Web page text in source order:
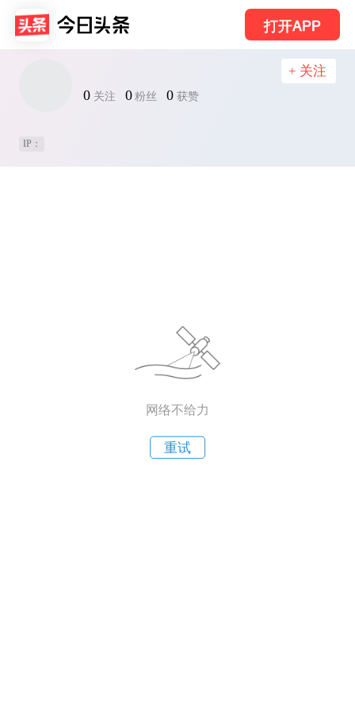
打开APP
0 关注 0 粉丝 0 获赞
+ 关注
IP：
网络不给力
重试